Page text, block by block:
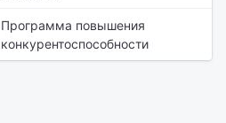
Программа повышения
конкурентоспособности